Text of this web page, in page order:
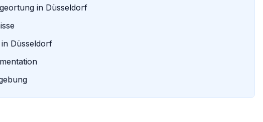
in Düsseldorf
Düsseldorf